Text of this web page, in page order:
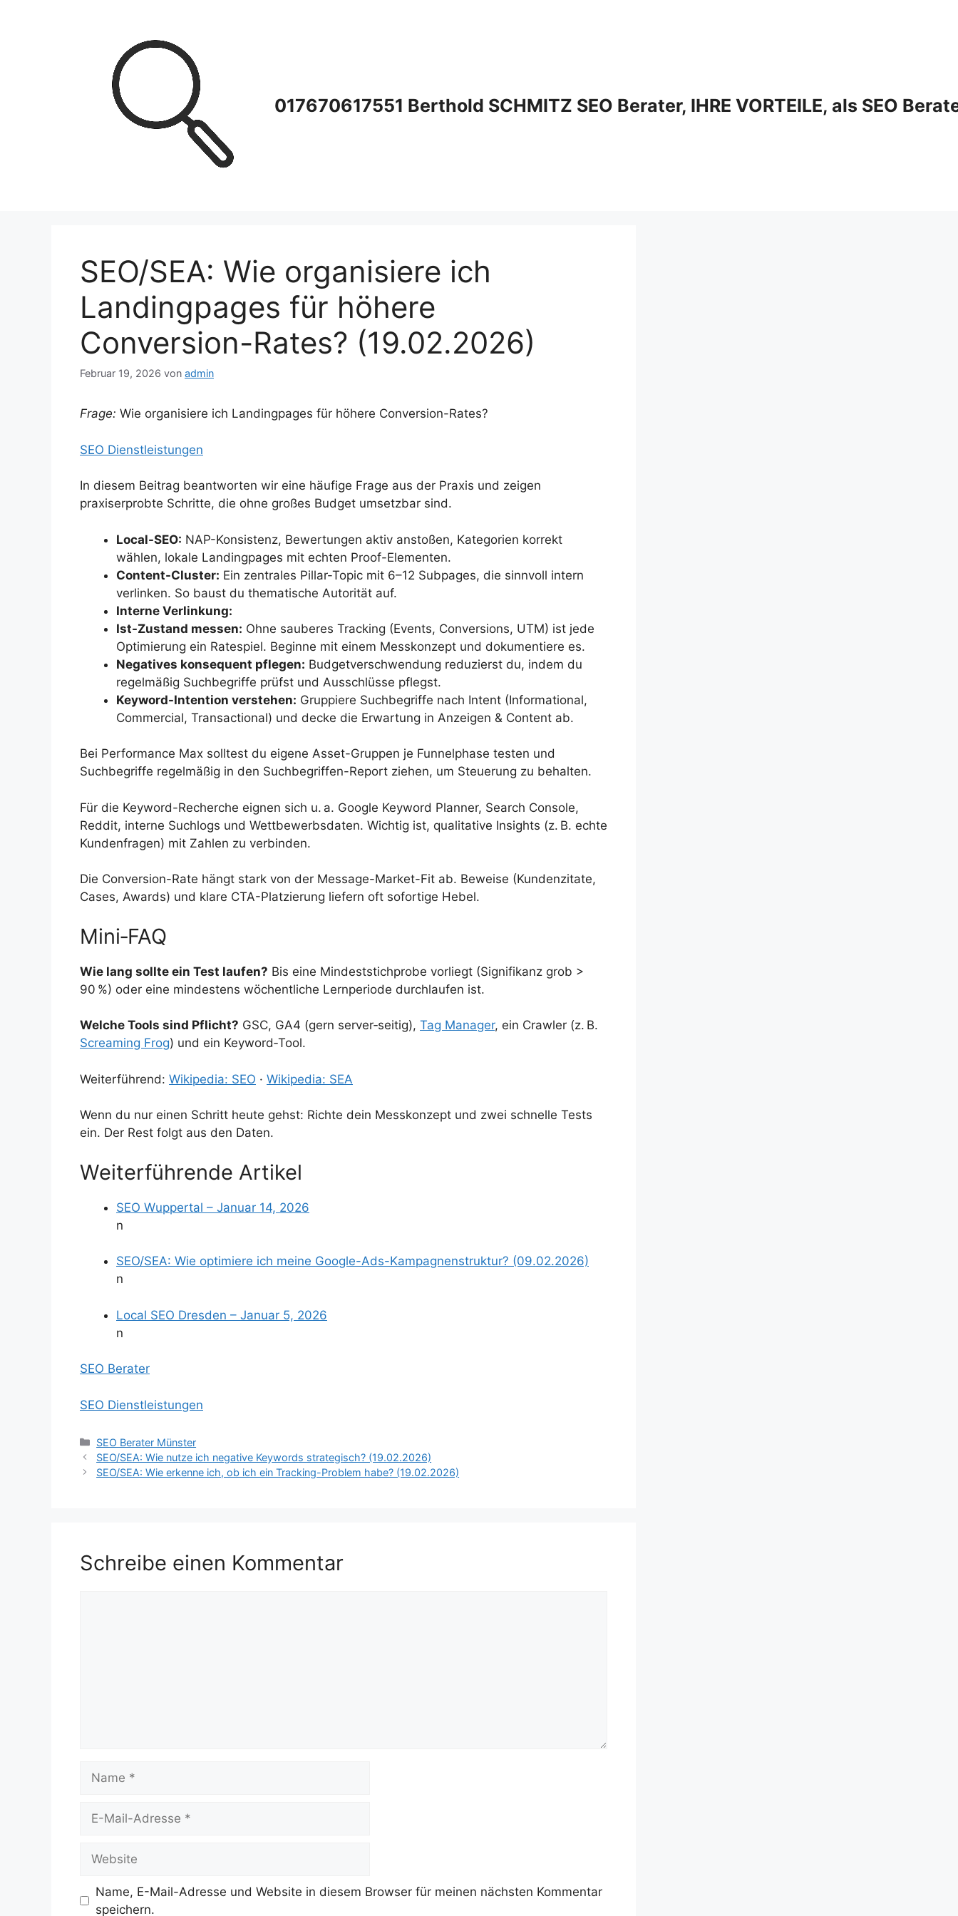
017670617551 Berthold SCHMITZ SEO Berater, IHRE VORTEILE, als SEO
SEO/SEA: Wie organisiere ich
Landingpages für höhere
Conversion-Rates? (19.02.2026)
Februar 19, 2026 von admin
Frage: Wie organisiere ich Landingpages für höhere Conversion-Rates?
SEO Dienstleistungen
In diesem Beitrag beantworten wir eine häufige Frage aus der Praxis und zeigen
praxiserprobte Schritte, die ohne großes Budget umsetzbar sind.
Local-SEO: NAP-Konsistenz, Bewertungen aktiv anstoßen, Kategorien korrekt
wählen, lokale Landingpages mit echten Proof-Elementen.
Content-Cluster: Ein zentrales Pillar-Topic mit 6–12 Subpages, die sinnvoll intern
verlinken. So baust du thematische Autorität auf.
Interne Verlinkung:
Ist-Zustand messen: Ohne sauberes Tracking (Events, Conversions, UTM) ist jede
Optimierung ein Ratespiel. Beginne mit einem Messkonzept und dokumentiere es.
Negatives konsequent pflegen: Budgetverschwendung reduzierst du, indem du
regelmäßig Suchbegriffe prüfst und Ausschlüsse pflegst.
Keyword-Intention verstehen: Gruppiere Suchbegriffe nach Intent (Informational,
Commercial, Transactional) und decke die Erwartung in Anzeigen & Content ab.
Bei Performance Max solltest du eigene Asset-Gruppen je Funnelphase testen und
Suchbegriffe regelmäßig in den Suchbegriffen-Report ziehen, um Steuerung zu behalten.
Für die Keyword-Recherche eignen sich u. a. Google Keyword Planner, Search Console,
Reddit, interne Suchlogs und Wettbewerbsdaten. Wichtig ist, qualitative Insights (z. B. echte
Kundenfragen) mit Zahlen zu verbinden.
Die Conversion-Rate hängt stark von der Message-Market-Fit ab. Beweise (Kundenzitate,
Cases, Awards) und klare CTA-Platzierung liefern oft sofortige Hebel.
Mini‑FAQ
Wie lang sollte ein Test laufen? Bis eine Mindeststichprobe vorliegt (Signifikanz grob >
90 %) oder eine mindestens wöchentliche Lernperiode durchlaufen ist.
Welche Tools sind Pflicht? GSC, GA4 (gern server‑seitig), Tag Manager, ein Crawler (z. B.
Screaming Frog) und ein Keyword‑Tool.
Weiterführend: Wikipedia: SEO · Wikipedia: SEA
Wenn du nur einen Schritt heute gehst: Richte dein Messkonzept und zwei schnelle Tests
ein. Der Rest folgt aus den Daten.
Weiterführende Artikel
SEO Wuppertal – Januar 14, 2026
n
SEO/SEA: Wie optimiere ich meine Google-Ads-Kampagnenstruktur? (09.02.2026)
n
Local SEO Dresden – Januar 5, 2026
n
SEO Berater
SEO Dienstleistungen
Kategorien
SEO Berater Münster
SEO/SEA: Wie nutze ich negative Keywords strategisch? (19.02.2026)
SEO/SEA: Wie erkenne ich, ob ich ein Tracking-Problem habe? (19.02.2026)
Schreibe einen Kommentar
Mail-
Name, E-Mail-Adresse und Website in diesem Browser für meinen nächsten Kommentar
speichern.